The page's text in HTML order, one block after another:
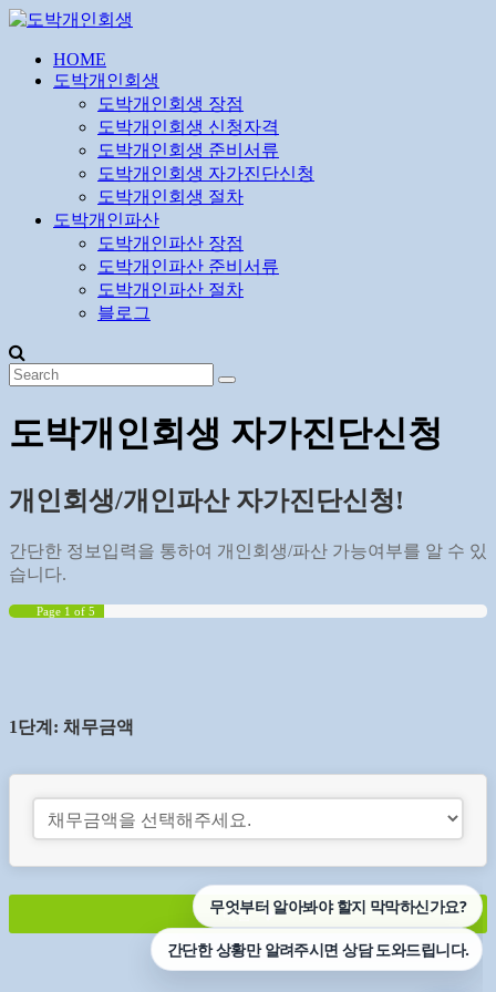
Skip
content
료
상
담
HOME
도박개인회생
도박개인회생 장점
도박개인회생 신청자격
도박개인회생 준비서류
도박개인회생 자가진단신청
도박개인회생 절차
도박개인파산
도박개인파산 장점
도박개인파산 준비서류
도박개인파산 절차
블로그
도박개인회생 자가진단신청
개인회생/개인파산 자가진단신청!
간단한 정보입력을 통하여 개인회생/파산 가능여부를 알 수 있
습니다.
Page 1 of 5
1단계: 채무금액
다음